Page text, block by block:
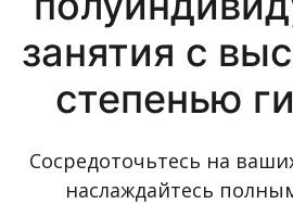
занятия с
степенью
Сосредоточьтесь на
наслаждайтесь